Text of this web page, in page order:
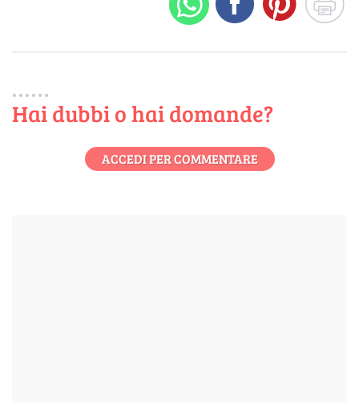
Hai dubbi o hai domande?
ACCEDI PER COMMENTARE